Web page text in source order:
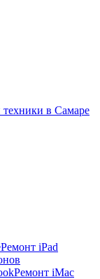
техники в Самаре
Ремонт iPad
Ремонт iMac